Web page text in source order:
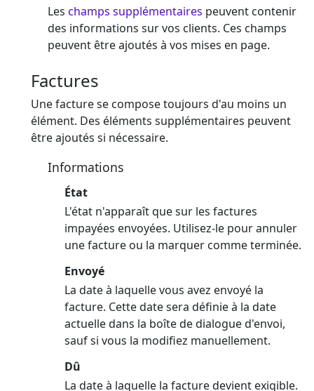
Les champs supplémentaires peuvent contenir
des informations sur vos clients. Ces champs
peuvent être ajoutés à vos mises en page.
Factures
Une facture se compose toujours d'au moins un
élément. Des éléments supplémentaires peuvent
être ajoutés si nécessaire.
Informations
État
L'état n'apparaît que sur les factures
impayées envoyées. Utilisez-le pour annuler
une facture ou la marquer comme terminée.
Envoyé
La date à laquelle vous avez envoyé la
facture. Cette date sera définie à la date
actuelle dans la boîte de dialogue d'envoi,
sauf si vous la modifiez manuellement.
Dû
La date à laquelle la facture devient exigible.